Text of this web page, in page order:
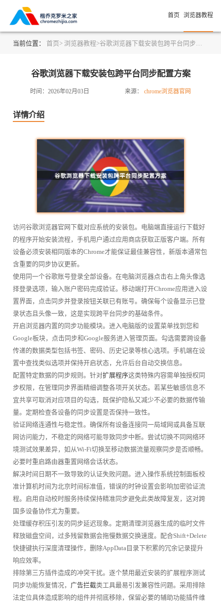
首页 浏览器教程
当前位置： 首页> 浏览器教程>谷歌浏览器下载安装包跨平台同步配置方案
谷歌浏览器下载安装包跨平台同步配置方案
时间：2026年02月03日 来源： chrome浏览器官网
详情介绍
访问谷歌浏览器官网下载对应系统的安装包。电脑端直接运行下载好
的程序开始安装流程，手机用户通过应用商店获取正版客户端。所有
设备必须安装相同版本的Chrome才能保证最佳兼容性，新版本通常包
含重要的同步协议更新。
使用同一个谷歌账号登录全部设备。在电脑浏览器点击右上角头像选
择登录选项，输入账户密码完成验证。移动端打开Chrome应用进入设
置界面，点击同步并登录按钮关联已有账号。确保每个设备显示已登
录状态且头像一致，这是实现跨平台同步的基础条件。
开启浏览器内置的同步功能模块。进入电脑版的设置菜单找到您和
Google板块，点击同步和Google服务进入管理页面。勾选需要跨设备
传递的数据类型包括书签、密码、历史记录等核心选项。手机端在设
置中查找类似选项并保持开启状态，允许后台自动交换信息。
配置特定数据的同步规则。针对扩展程序这类特殊内容需单独授权同
步权限，在管理同步界面精细调整各项开关状态。若某些敏感信息不
宜共享可取消对应项目的勾选，既保护隐私又减少不必要的数据传输
量。定期检查各设备的同步设置是否保持一致性。
验证网络连通性与稳定性。确保所有设备连接同一局域网或具备互联
网访问能力，不稳定的网络可能导致同步中断。尝试切换不同网络环
境测试效果差异，如从Wi-Fi切换至移动数据流量观察同步是否顺畅。
必要时重启路由器重置网络会话状态。
解决时间日期不一致导致的认证失败问题。进入操作系统控制面板校
准计算机时间为北京时间标准值，错误的时钟设置会影响加密验证流
程。启用自动校时服务持续保持精准同步避免此类故障复发，这对跨
国多设备协作尤为重要。
处理缓存积压引发的同步延迟现象。定期清理浏览器生成的临时文件
释放磁盘空间，过多残留数据会拖慢数据交换速度。配合Shift+Delete
快捷键执行深度清理操作，删除AppData目录下积累的冗余记录提升
响应效率。
排除第三方插件造成的冲突干扰。逐个禁用最近安装的扩展程序测试
同步功能恢复情况， 广告拦截类工具最易引发兼容性问题。采用排除
法定位具体造成影响的组件并彻底移除，保留必要的辅助功能插件维